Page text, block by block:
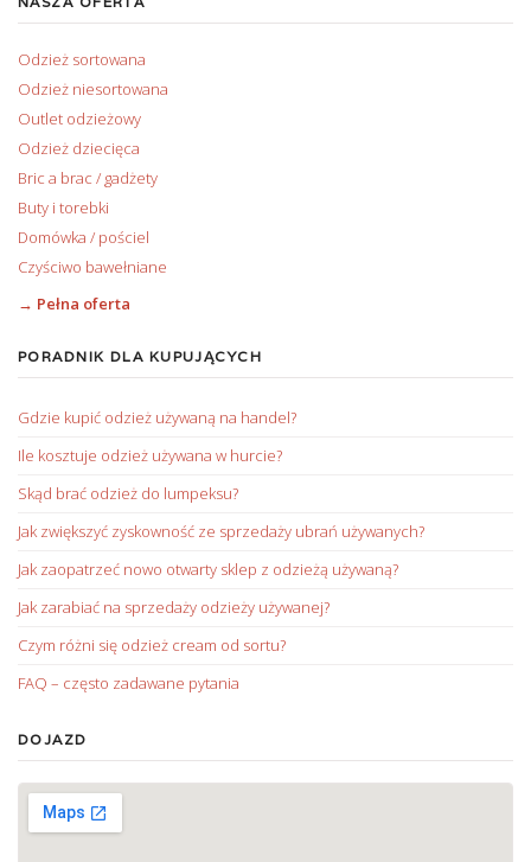
Odzież sortowana
Odzież niesortowana
Outlet odzieżowy
Odzież dziecięca
Bric a brac / gadżety
Buty i torebki
Domówka / pościel
Czyściwo bawełniane
→ Pełna oferta
PORADNIK DLA KUPUJĄCYCH
Gdzie kupić odzież używaną na handel?
Ile kosztuje odzież używana w hurcie?
Skąd brać odzież do lumpeksu?
Jak zwiększyć zyskowność ze sprzedaży ubrań używanych?
Jak zaopatrzeć nowo otwarty sklep z odzieżą używaną?
Jak zarabiać na sprzedaży odzieży używanej?
Czym różni się odzież cream od sortu?
FAQ – często zadawane pytania
DOJAZD